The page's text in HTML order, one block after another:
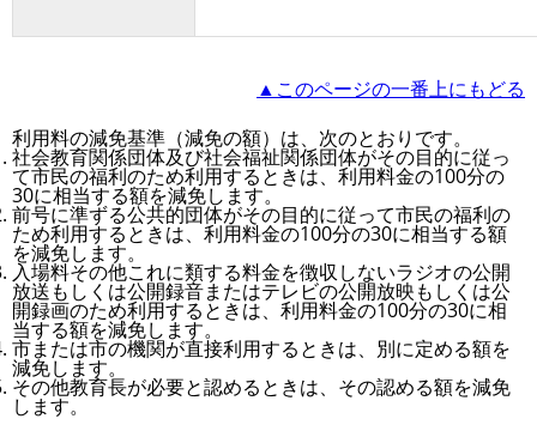
▲このページの一番上にもどる
利用料の減免基準（減免の額）は、次のとおりです。
社会教育関係団体及び社会福祉関係団体がその目的に従っ
て市民の福利のため利用するときは、利用料金の100分の
30に相当する額を減免します。
前号に準ずる公共的団体がその目的に従って市民の福利の
ため利用するときは、利用料金の100分の30に相当する額
を減免します。
入場料その他これに類する料金を徴収しないラジオの公開
放送もしくは公開録音またはテレビの公開放映もしくは公
開録画のため利用するときは、利用料金の100分の30に相
当する額を減免します。
市または市の機関が直接利用するときは、別に定める額を
減免します。
その他教育長が必要と認めるときは、その認める額を減免
します。